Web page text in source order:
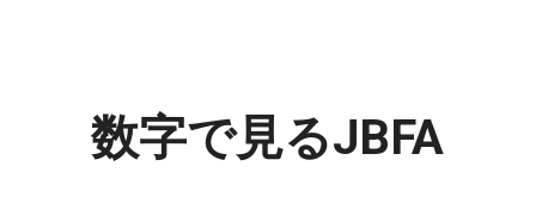
障がい者の方へ
数字で見るJBFA